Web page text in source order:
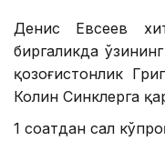
Денис Евсеев
биргаликда
қозоғистонлик
Колин Синклерга
1 соатдан сал